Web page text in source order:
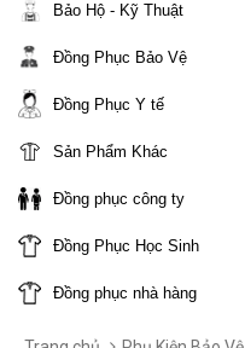
Bảo Hộ - Kỹ Thuật
Đồng Phục Bảo Vệ
Đồng Phục Y tế
Sản Phẩm Khác
Đồng phục công ty
Đồng Phục Học Sinh
Đồng phục nhà hàng